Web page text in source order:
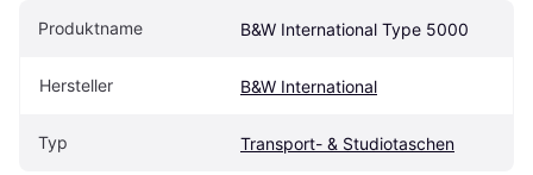
Produktname B&W International Type 5000
Hersteller B&W International
Typ Transport- & Studiotaschen